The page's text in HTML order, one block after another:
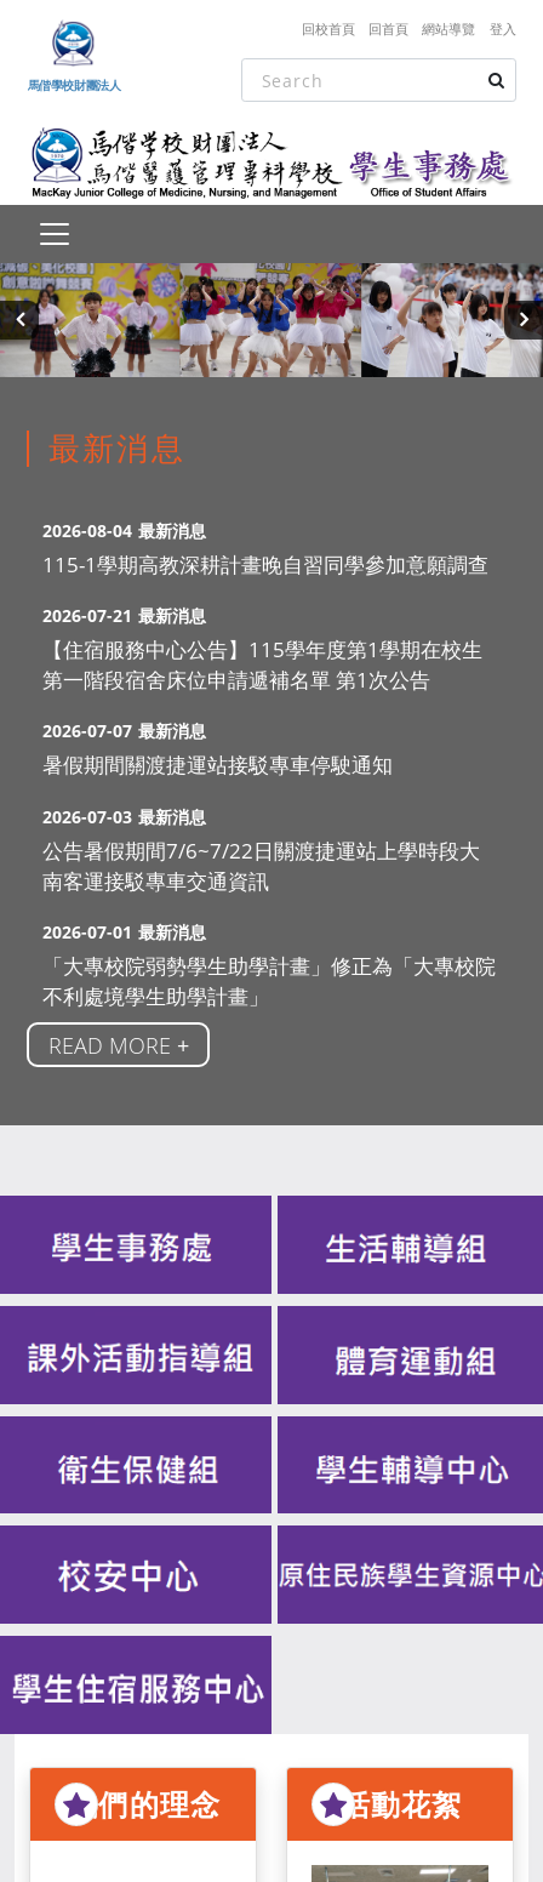
跳到主要內容
馬偕學校財團法人
回校首頁 回首頁 網站導覽 登入
‹ ›
最新消息
2026-08-04 最新消息
115-1學期高教深耕計畫晚自習同學參加意願調查
2026-07-21 最新消息
【住宿服務中心公告】115學年度第1學期在校生
第一階段宿舍床位申請遞補名單 第1次公告
2026-07-07 最新消息
暑假期間關渡捷運站接駁專車停駛通知
2026-07-03 最新消息
公告暑假期間7/6~7/22日關渡捷運站上學時段大
南客運接駁專車交通資訊
2026-07-01 最新消息
「大專校院弱勢學生助學計畫」修正為「大專校院
不利處境學生助學計畫」
READ MORE +
我們的理念 活動花絮